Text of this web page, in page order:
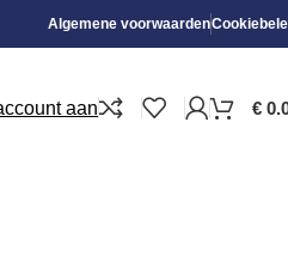
Algemene voorwaarden
aan €